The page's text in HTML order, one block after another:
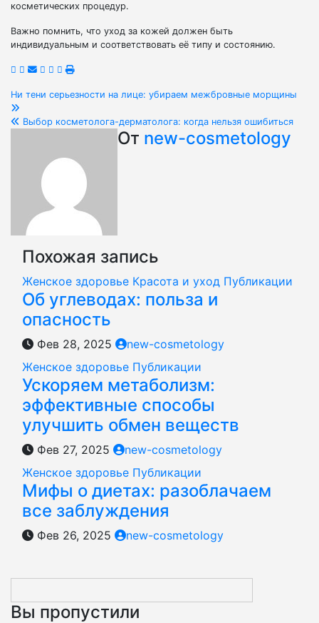
косметических процедур.
Важно помнить, что уход за кожей должен быть
индивидуальным и соответствовать её типу и состоянию.
Навигация
по
записям
Ни тени серьезности на лице: убираем межбровные морщины
Выбор косметолога-дерматолога: когда нельзя ошибиться
От new-cosmetology
Похожая запись
Женское здоровье Красота и уход Публикации
Об углеводах: польза и
опасность
Фев 28, 2025
new-cosmetology
Женское здоровье Публикации
Ускоряем метаболизм:
эффективные способы
улучшить обмен веществ
Фев 27, 2025
new-cosmetology
Женское здоровье Публикации
Мифы о диетах: разоблачаем
все заблуждения
Фев 26, 2025 new-cosmetology
Вы пропустили